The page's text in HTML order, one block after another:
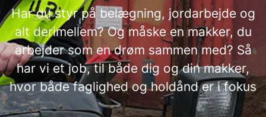
Har du styr på belægning, jordarbejde og
alt derimellem? Og måske en makker, du
arbejder som en drøm sammen med? Så
har vi et job, til både dig og din makker,
hvor både faglighed og holdånd er i fokus